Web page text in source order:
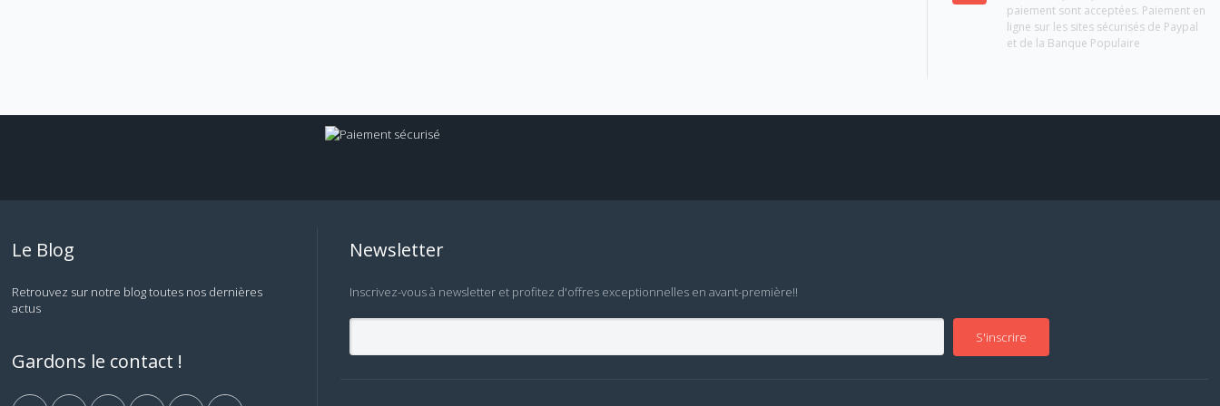
paiement sont acceptées. Paiement en
ligne sur les sites sécurisés de Paypal
et de la Banque Populaire
Le Blog
Retrouvez sur notre blog toutes nos dernières
actus
Gardons le contact !
Newsletter
Inscrivez-vous à newsletter et profitez d'offres exceptionnelles en avant-première!!
S'inscrire